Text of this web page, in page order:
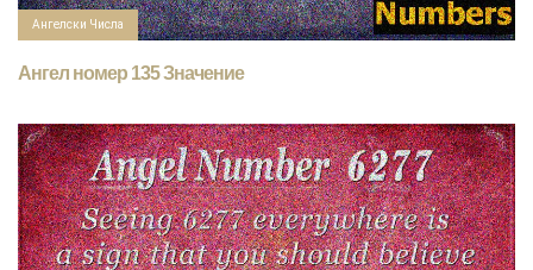
Ангелски Числа
Ангел номер 135 Значение